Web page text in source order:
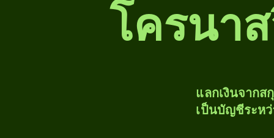
โครนาส
แลกเงินจากส
เป็นบัญชีระหว่